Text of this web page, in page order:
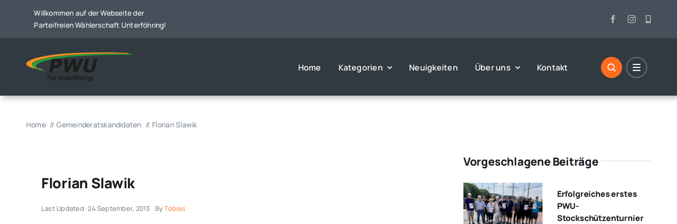
Willkommen auf der Webseite der
Parteifreien Wählerschaft Unterföhring!
Home Kategorien Neuigkeiten Über uns Kontakt
Home Gemeinderatskandidaten Florian Slawik
Florian Slawik
Last Updated: 24 September, 2013 ByTobias
Vorgeschlagene Beiträge
Erfolgreiches erstes
PWU-
Stockschützenturnier